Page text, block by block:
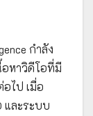
กำลัง
อหาวิดีโอที่มี
ไป เมื่อ
และระบบ